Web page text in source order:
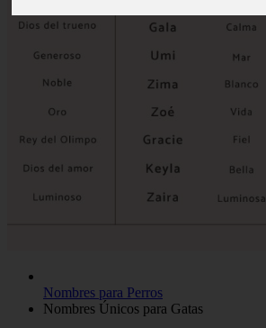
Nombres para Perros
Nombres Únicos para Gatas